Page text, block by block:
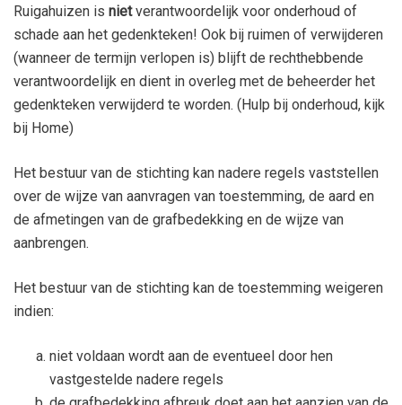
Ruigahuizen is nietverantwoordelijk voor onderhoud of
schade aan het gedenkteken! Ook bij ruimen of verwijderen
(wanneer de termijn verlopen is) blijft de rechthebbende
verantwoordelijk en dient in overleg met de beheerder het
gedenkteken verwijderd te worden. (Hulp bij onderhoud, kijk
bij Home)
Het bestuur van de stichting kan nadere regels vaststellen
over de wijze van aanvragen van toestemming, de aard en
de afmetingen van de grafbedekking en de wijze van
aanbrengen.
Het bestuur van de stichting kan de toestemming weigeren
indien:
niet voldaan wordt aan de eventueel door hen
vastgestelde nadere regels